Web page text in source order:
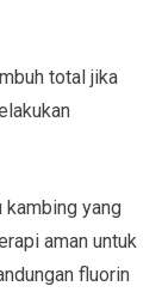
total jika
kambing yang
aman untuk
fluorin